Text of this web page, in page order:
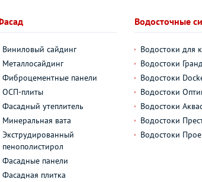
Виниловый сайдинг
Металлосайдинг
Фиброцементные панели
ОСП-плиты
Фасадный утеплитель
Минеральная вата
Экструдированный
пенополистирол
Фасадные панели
Фасадная плитка
Водосточные
Водостоки для
Водостоки
Водостоки
Водостоки
Водостоки
Водостоки
Водостоки